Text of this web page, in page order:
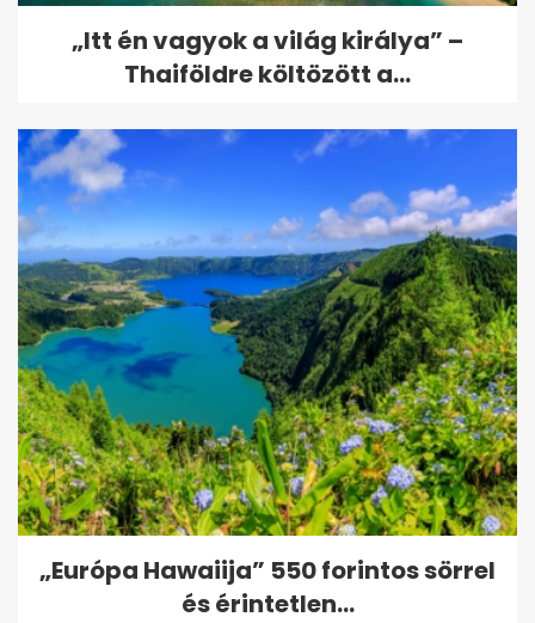
„Itt én vagyok a világ királya” –
Thaiföldre költözött a...
„Európa Hawaiija” 550 forintos sörrel
és érintetlen...